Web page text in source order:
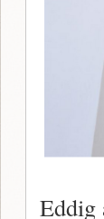
Eddig